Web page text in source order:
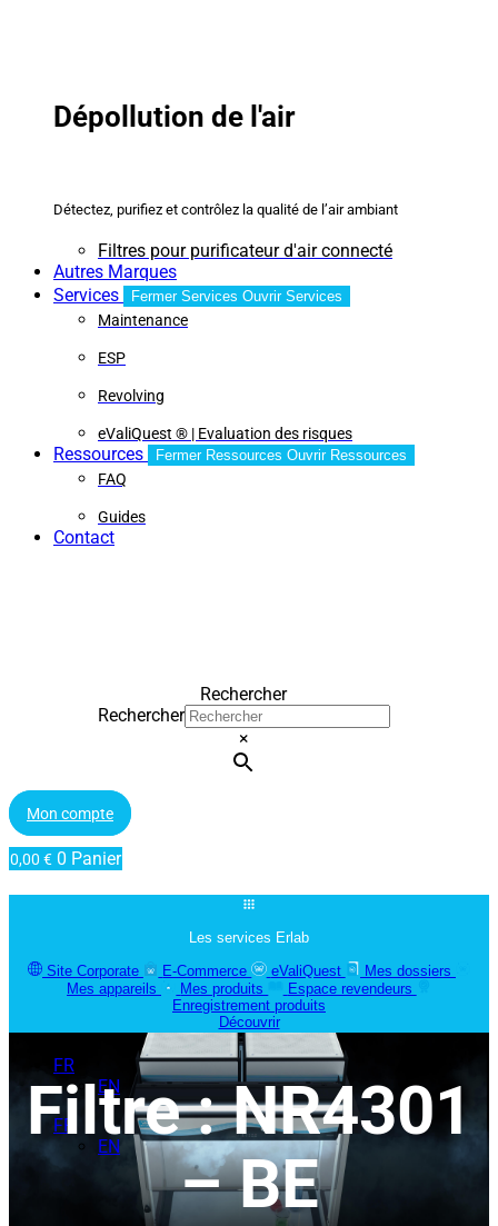
Dépollution de l'air
Détectez, purifiez et contrôlez la qualité de l’air ambiant
Filtres pour purificateur d'air connecté
Autres Marques
Services
Fermer Services Ouvrir Services
Maintenance
ESP
Revolving
eValiQuest ® | Evaluation des risques
Ressources Fermer Ressources Ouvrir Ressources
FAQ
Guides
Contact
Rechercher
Rechercher
×
Mon compte
0,00 € 0 Panier
Les services Erlab
Site Corporate
E-Commerce eValiQuest
Mes dossiers
Mes appareils
Mes produits
Espace revendeurs
Enregistrement produits
Découvrir
FR
EN
FR
EN
Filtre : NR4301
– BE